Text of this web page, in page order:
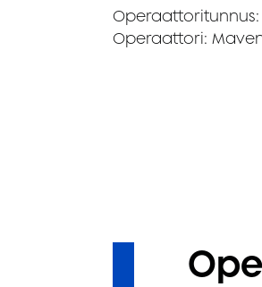
Operaattoritunnus:
Operaattori: